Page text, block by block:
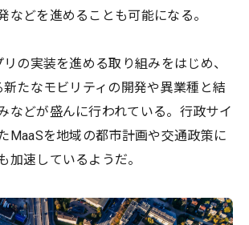
などを進めることも可能になる。
の実装を進める取り組みをはじめ、
たなモビリティの開発や異業種と結
などが盛んに行われている。行政サイ
MaaSを地域の都市計画や交通政策に
加速しているようだ。